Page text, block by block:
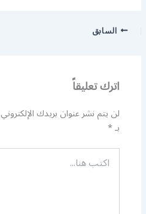
السابق
اترك تعليقاً
لن يتم نشر عنوان بريدك الإلكتروني.
بـ*
اكتب
هنا...